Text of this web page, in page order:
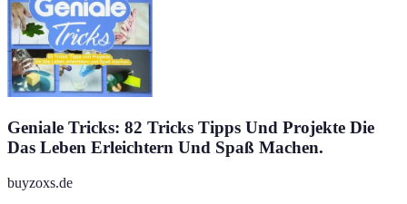
Geniale Tricks: 82 Tricks Tipps Und Projekte Die
Das Leben Erleichtern Und Spaß Machen.
buyzoxs.de